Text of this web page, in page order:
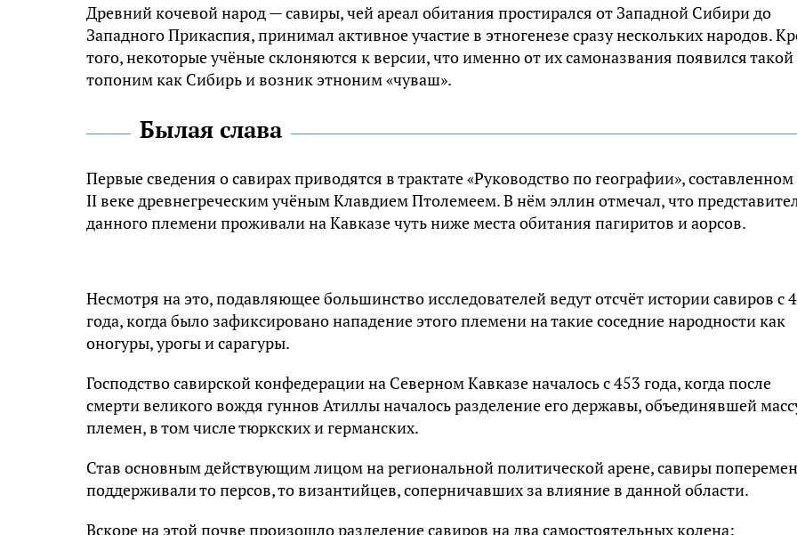
Древний кочевой народ — савиры, чей ареал обитания простирался от Западной Сибири до
Западного Прикаспия, принимал активное участие в этногенезе сразу нескольких народов.
того, некоторые учёные склоняются к версии, что именно от их самоназвания появился такой
топоним как Сибирь и возник этноним «чуваш».
Былая слава
Первые сведения о савирах приводятся в трактате «Руководство по географии»,
II веке древнегреческим учёным Клавдием Птолемеем. В нём эллин отмечал, что
данного племени проживали на Кавказе чуть ниже места обитания пагиритов и аорсов.
Несмотря на это, подавляющее большинство исследователей ведут отсчёт истории савиров с
года, когда было зафиксировано нападение этого племени на такие соседние народности как
оногуры, урогы и сарагуры.
Господство савирской конфедерации на Северном Кавказе началось с 453 года, когда после
смерти великого вождя гуннов Атиллы началось разделение его державы, объединявшей
племен, в том числе тюркских и германских.
Став основным действующим лицом на региональной политической арене, савиры
поддерживали то персов, то византийцев, соперничавших за влияние в данной области.
Вскоре на этой почве произошло разделение савиров на два самостоятельных колена: